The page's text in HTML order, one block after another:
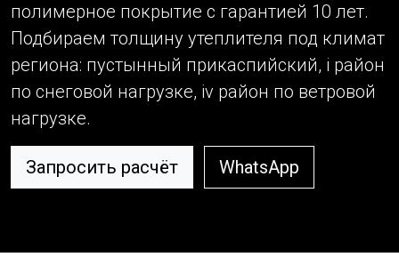
полимерное покрытие с гарантией 10 лет.
Подбираем толщину утеплителя под климат
региона: пустынный прикаспийский, i район
по снеговой нагрузке, iv район по ветровой
нагрузке.
Запросить расчёт WhatsApp